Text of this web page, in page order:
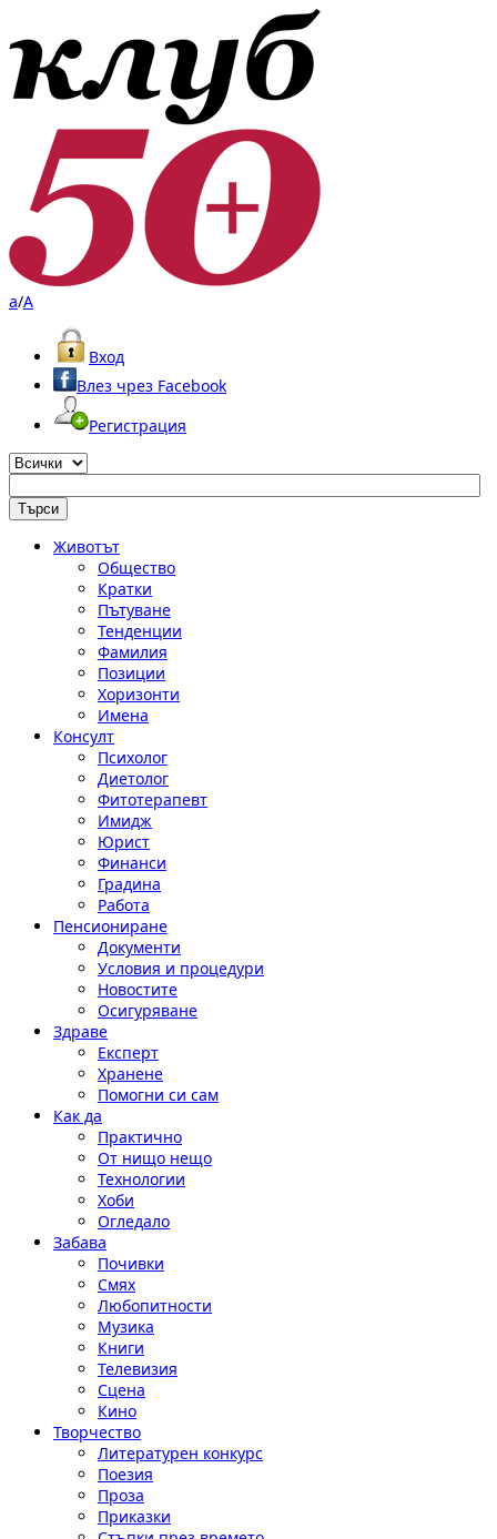
a/A
Вход
Влез чрез Facebook
Регистрация
Животът
Общество
Кратки
Пътуване
Тенденции
Фамилия
Позиции
Хоризонти
Имена
Консулт
Психолог
Диетолог
Фитотерапевт
Имидж
Юрист
Финанси
Градина
Работа
Пенсиониране
Документи
Условия и процедури
Новостите
Осигуряване
Здраве
Експерт
Хранене
Помогни си сам
Как да
Практично
От нищо нещо
Технологии
Хоби
Огледало
Забава
Почивки
Смях
Любопитности
Музика
Книги
Телевизия
Сцена
Кино
Творчество
Литературен конкурс
Поезия
Проза
Приказки